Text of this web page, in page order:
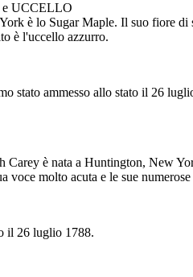
UCCELLO
è lo Sugar Maple. Il suo fiore di
è l'uccello azzurro.
stato ammesso allo stato il 26
Carey è nata a Huntington, New
voce molto acuta e le sue numerose
il 26 luglio 1788.